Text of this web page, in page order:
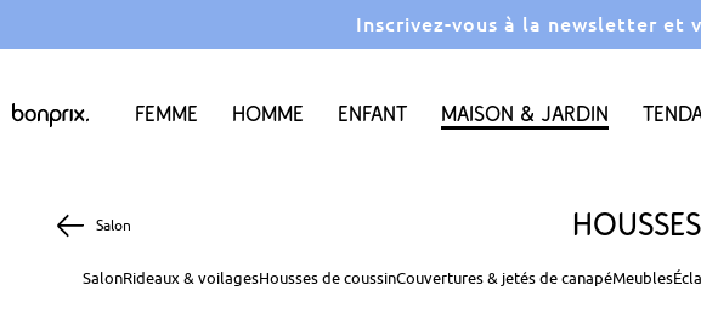
Inscrivez-vous à la newsletter et
Femme Homme Enfant Maison & Jardin
Salon
SalonRideaux & voilagesHousses de coussinCouvertures & jetés de canapéMeubles